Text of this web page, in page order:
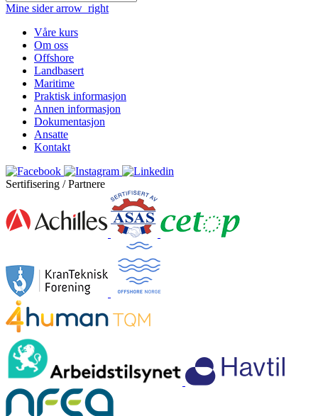
Mine sider arrow_right
Våre kurs
Om oss
Offshore
Landbasert
Maritime
Praktisk informasjon
Annen informasjon
Dokumentasjon
Ansatte
Kontakt
Sertifisering / Partnere